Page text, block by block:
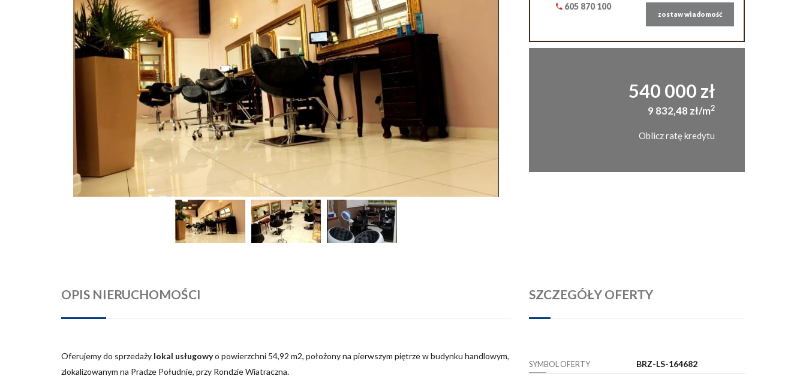
605 870 100
zostaw wiadomość
540 000 zł
9 832,48 zł/m2
Oblicz ratę kredytu
OPIS NIERUCHOMOŚCI
Oferujemy do sprzedaży lokal usługowyo powierzchni 54,92 m2, położony na pierwszym piętrze w budynku handlowym,
zlokalizowanym na Pradze Południe, przy Rondzie Wiatraczna.
SZCZEGÓŁY OFERTY
SYMBOL OFERTY BRZ-LS-164682